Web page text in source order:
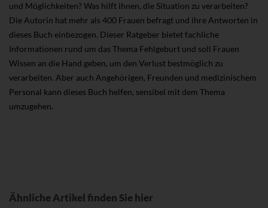
und Möglichkeiten? Was hilft ihnen, die Situation zu verarbeiten?
Die Autorin hat mehr als 400 Frauen befragt und ihre Antworten in
dieses Buch einbezogen. Dieser Ratgeber bietet fachliche
Informationen rund um das Thema Fehlgeburt und soll Frauen
Wissen an die Hand geben, um den Verlust bestmöglich zu
verarbeiten. Aber auch Angehörigen, Freunden und medizinischem
Personal kann dieses Buch helfen, sensibel mit dem Thema
umzugehen.
Ähnliche Artikel finden Sie hier